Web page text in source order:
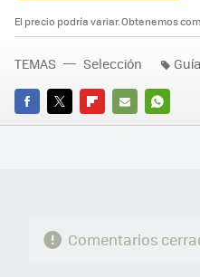
El precio podría variar. Obtenemos
FACEBOOK
TWITTERFLIPBOARD
E-
TEMAS Selección
Comentarios